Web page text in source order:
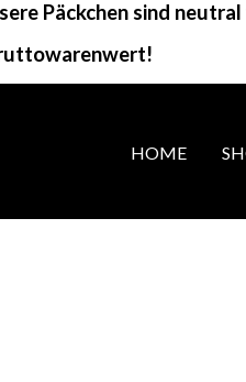
Päckchen sind
HOME